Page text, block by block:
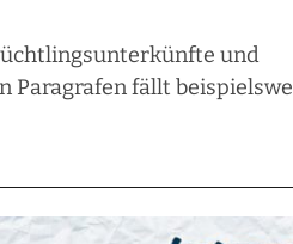
und
Paragrafen fällt